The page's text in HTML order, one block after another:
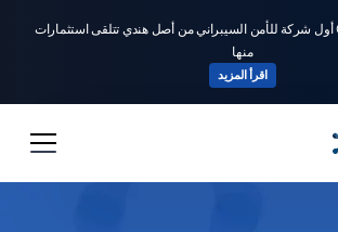
أصبحت CloudSek أول شركة للأمن السيبراني من أصل هندي تتلقى استثمارات
منها
اقرأ المزيد